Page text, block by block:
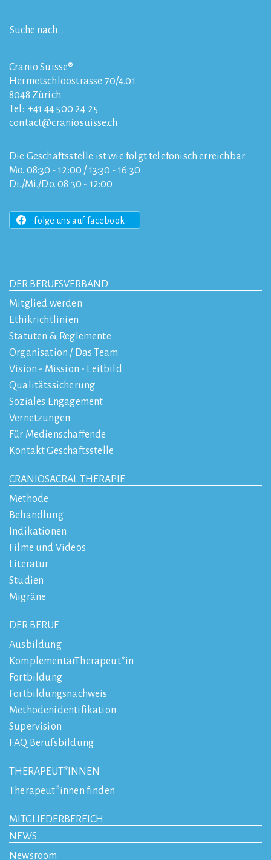
Cranio Suisse®
Hermetschloostrasse 70/4.01
8048 Zürich
Tel: +41 44 500 24 25
contact
craniosuisse.ch
Die Geschäftsstelle ist wie folgt telefonisch erreichbar:
Mo. 08:30 - 12:00 / 13:30 - 16:30
Di./Mi./Do. 08:30 - 12:00
folge uns auf facebook
DER BERUFSVERBAND
Mitglied werden
Ethikrichtlinien
Statuten & Reglemente
Organisation / Das Team
Vision - Mission - Leitbild
Qualitätssicherung
Soziales Engagement
Vernetzungen
Für Medienschaffende
Kontakt Geschäftsstelle
CRANIOSACRAL THERAPIE
Methode
Behandlung
Indikationen
Filme und Videos
Literatur
Studien
Migräne
DER BERUF
Ausbildung
KomplementärTherapeut*in
Fortbildung
Fortbildungsnachweis
Methodenidentifikation
Supervision
FAQ Berufsbildung
THERAPEUT*INNEN
Therapeut*innen finden
MITGLIEDERBEREICH
NEWS
Newsroom